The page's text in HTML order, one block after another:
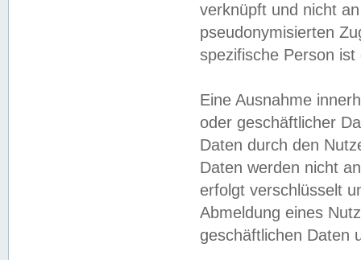
verknüpft und nicht
pseudonymisierten
spezifische Person
Eine Ausnahme
oder geschäftlicher
Daten durch den
Daten werden nicht
erfolgt verschlüsselt
Abmeldung eines
geschäftlichen Daten